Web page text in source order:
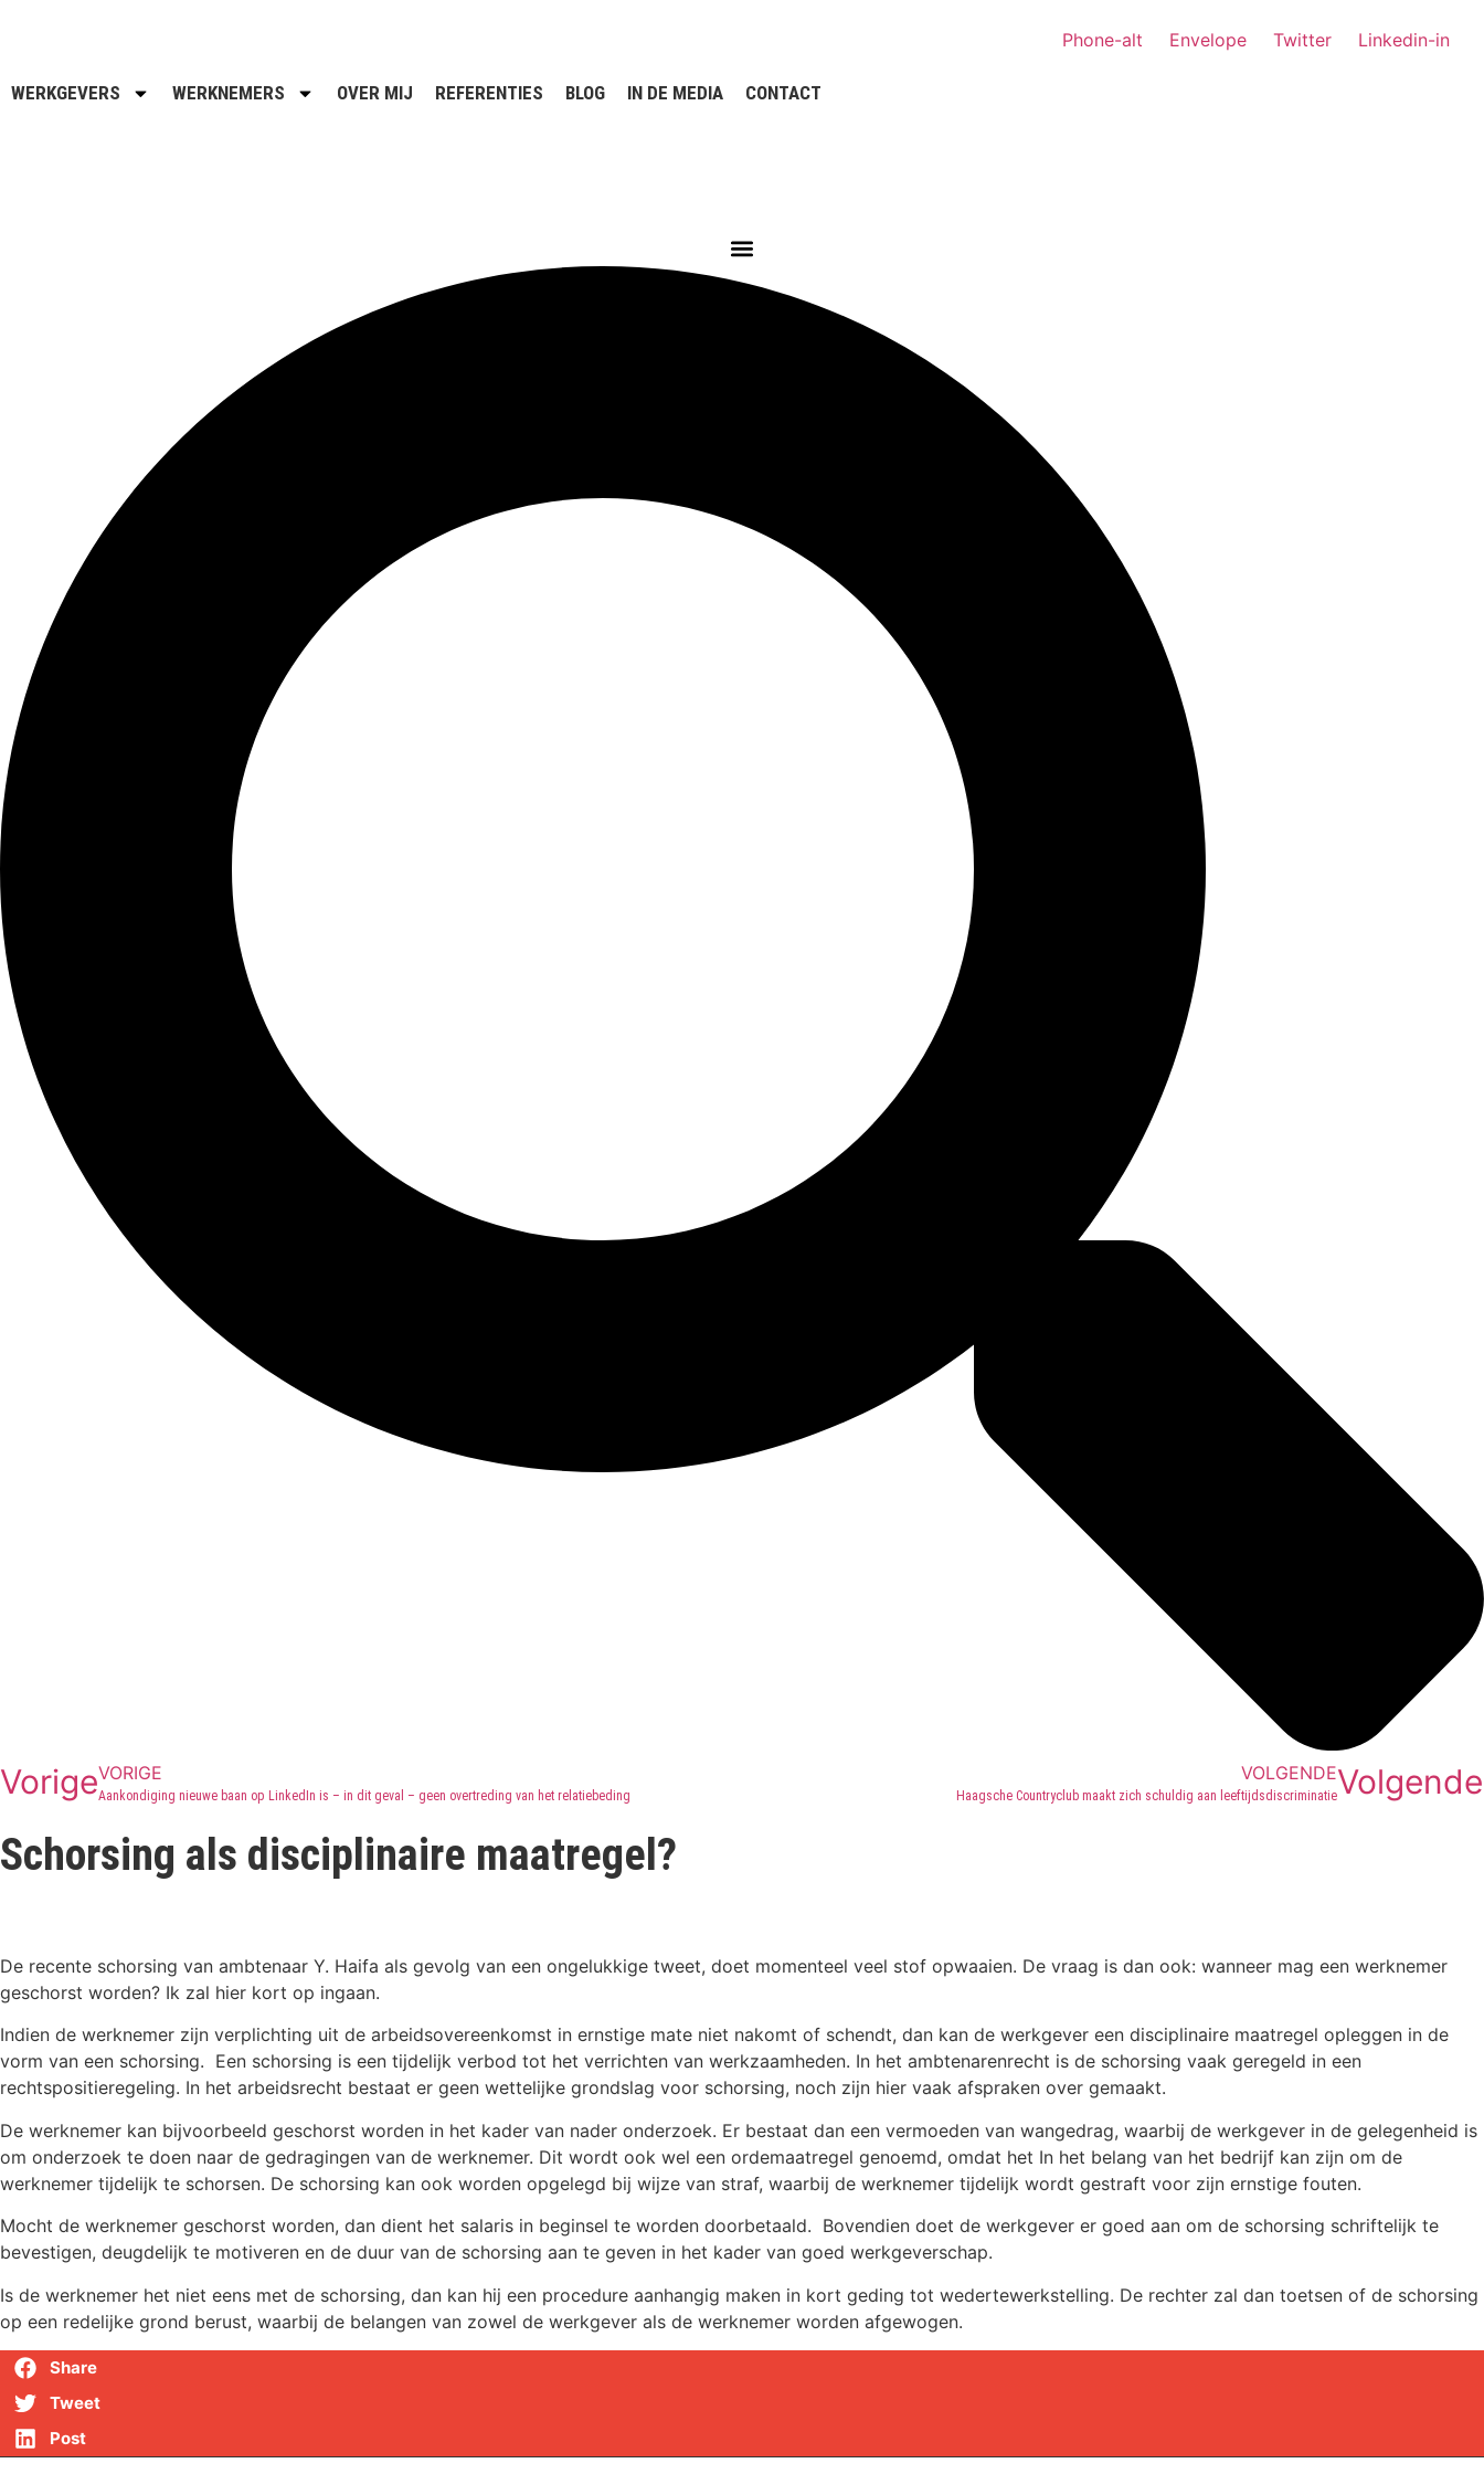
inhoud
Phone-alt Envelope Twitter Linkedin-in
WERKGEVERS WERKNEMERS OVER MIJ REFERENTIES BLOG IN DE MEDIA CONTACT
VorigeVORIGE
Aankondiging nieuwe baan op LinkedIn is – in dit geval – geen overtreding van het relatiebeding
VOLGENDE
Haagsche Countryclub maakt zich schuldig aan leeftijdsdiscriminatieVolgende
Schorsing als disciplinaire maatregel?
De recente schorsing van ambtenaar Y. Haifa als gevolg van een ongelukkige tweet, doet momenteel veel stof opwaaien. De vraag is dan ook: wanneer mag een werknemer
geschorst worden? Ik zal hier kort op ingaan.
Indien de werknemer zijn verplichting uit de arbeidsovereenkomst in ernstige mate niet nakomt of schendt, dan kan de werkgever een disciplinaire maatregel opleggen in de
vorm van een schorsing. Een schorsing is een tijdelijk verbod tot het verrichten van werkzaamheden. In het ambtenarenrecht is de schorsing vaak geregeld in een
rechtspositieregeling. In het arbeidsrecht bestaat er geen wettelijke grondslag voor schorsing, noch zijn hier vaak afspraken over gemaakt.
De werknemer kan bijvoorbeeld geschorst worden in het kader van nader onderzoek. Er bestaat dan een vermoeden van wangedrag, waarbij de werkgever in de gelegenheid is
om onderzoek te doen naar de gedragingen van de werknemer. Dit wordt ook wel een ordemaatregel genoemd, omdat het In het belang van het bedrijf kan zijn om de
werknemer tijdelijk te schorsen. De schorsing kan ook worden opgelegd bij wijze van straf, waarbij de werknemer tijdelijk wordt gestraft voor zijn ernstige fouten.
Mocht de werknemer geschorst worden, dan dient het salaris in beginsel te worden doorbetaald. Bovendien doet de werkgever er goed aan om de schorsing schriftelijk te
bevestigen, deugdelijk te motiveren en de duur van de schorsing aan te geven in het kader van goed werkgeverschap.
Is de werknemer het niet eens met de schorsing, dan kan hij een procedure aanhangig maken in kort geding tot wedertewerkstelling. De rechter zal dan toetsen of de schorsing
op een redelijke grond berust, waarbij de belangen van zowel de werkgever als de werknemer worden afgewogen.
Share
Tweet
Post